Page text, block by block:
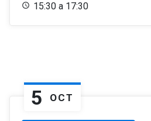
15:30 a 17:30
5 OCT